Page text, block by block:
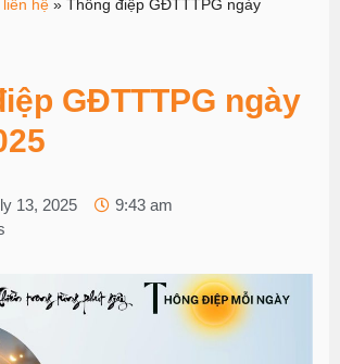
hệ » Thông điệp GĐTTTPG ngày
GĐTTTPG ngày
13, 2025
9:43 am